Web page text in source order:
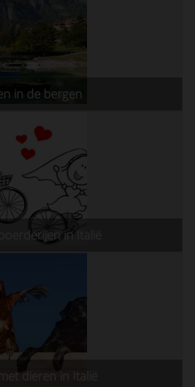
in de bergen
in Italië
dieren in Italië